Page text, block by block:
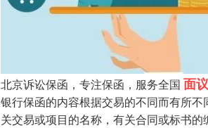
北京诉讼保函，专注保函，服务全国 面议
银行保函的内容根据交易的不同而有所
关交易或项目的名称，有关合同或标书